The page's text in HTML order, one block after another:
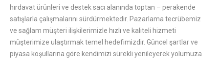
hırdavat ürünleri ve destek sacı alanında toptan – perakende
satışlarla çalışmalarını sürdürmektedir. Pazarlama tecrübemiz
ve sağlam müşteri ilişkilerimizle hızlı ve kaliteli hizmeti
müşterimize ulaştırmak temel hedefimizdir. Güncel şartlar ve
piyasa koşullarına göre kendimizi sürekli yenileyerek yolumuza